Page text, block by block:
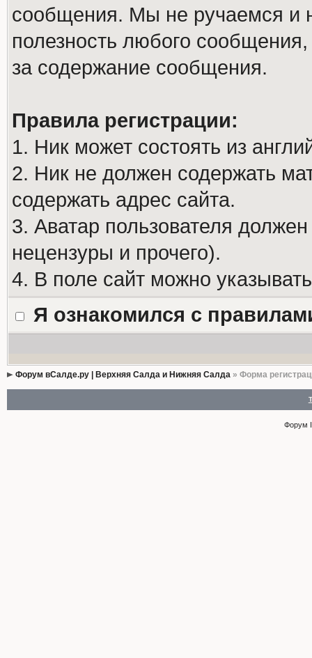
сообщения. Мы не ручаемся и
полезность любого
за содержание сообщения.
Правила регистрации:
1. Ник может состоять из
2. Ник не должен содержать
содержать адрес сайта.
3. Аватар пользователя
нецензуры и прочего).
4. В поле сайт можно
Я ознакомился с
Форум вСалде.ру | Верхняя Салда и Нижняя Салда» Форма
Форум